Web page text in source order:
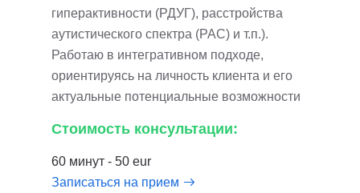
гиперактивности (РДУГ), расстройства
аутистического спектра (РАС) и т.п.).
Работаю в интегративном подходе,
ориентируясь на личность клиента и его
актуальные потенциальные возможности
Стоимость консультации:
60 минут - 50 eur
Записаться на прием